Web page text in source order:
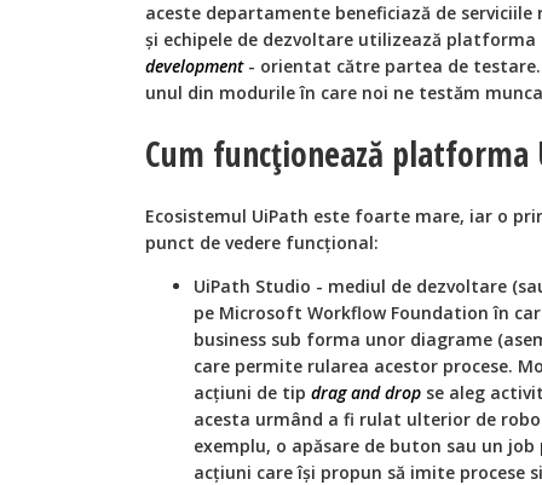
aceste departamente beneficiază de
și echipele de dezvoltare utilizează
development- orientat către partea de
unul din modurile în care noi ne testăm
Cum funcționează platforma
Ecosistemul UiPath este foarte mare, iar o
punct de vedere funcțional:
UiPath Studio - mediul de dezvoltare
pe Microsoft Workflow Foundation în
business sub forma unor diagrame
care permite rularea acestor procese.
acțiuni de tip drag and drop se aleg
acesta urmând a fi rulat ulterior de
exemplu, o apăsare de buton sau un
acțiuni care își propun să imite procese